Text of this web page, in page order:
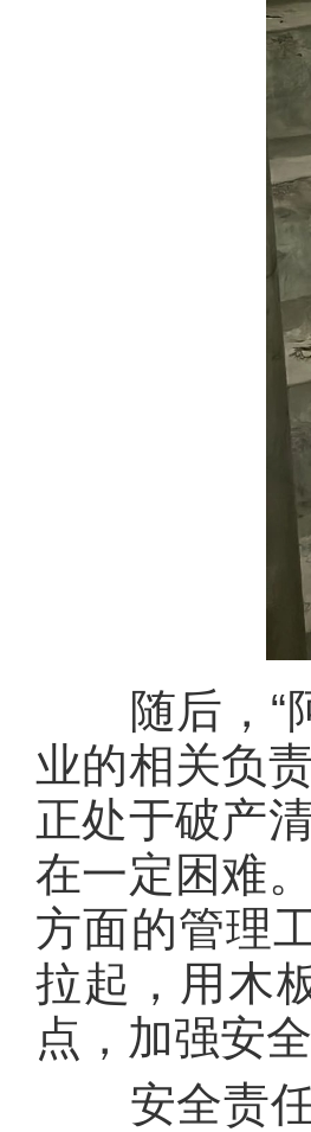
随后，“阿
业的相关负
正处于破产
在一定困难
方面的管理
拉起，用木
点，加强安
安全责任